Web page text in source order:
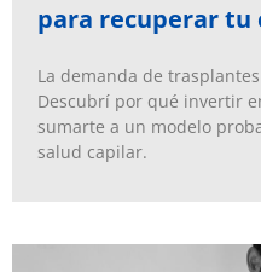
para recuperar tu
La demanda de
Descubrí por qué invertir
sumarte a un modelo
salud capilar.